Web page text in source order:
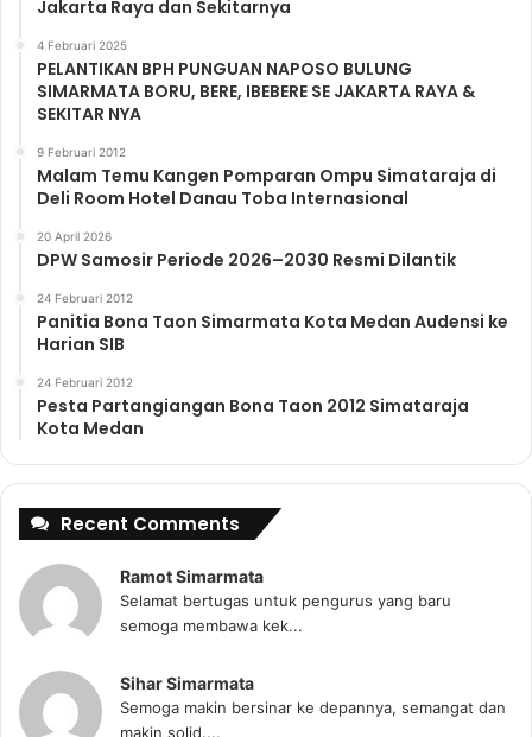
Jakarta Raya dan Sekitarnya
4 Februari 2025
PELANTIKAN BPH PUNGUAN NAPOSO BULUNG
SIMARMATA BORU, BERE, IBEBERE SE JAKARTA RAYA &
SEKITAR NYA
9 Februari 2012
Malam Temu Kangen Pomparan Ompu Simataraja di
Deli Room Hotel Danau Toba Internasional
20 April 2026
DPW Samosir Periode 2026–2030 Resmi Dilantik
24 Februari 2012
Panitia Bona Taon Simarmata Kota Medan Audensi ke
Harian SIB
24 Februari 2012
Pesta Partangiangan Bona Taon 2012 Simataraja
Kota Medan
Recent Comments
Ramot Simarmata
Selamat bertugas untuk pengurus yang baru
semoga membawa kek...
Sihar Simarmata
Semoga makin bersinar ke depannya, semangat dan
makin solid....